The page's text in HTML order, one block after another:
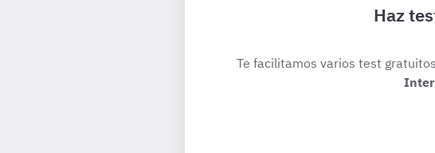
Haz
Te facilitamos varios test